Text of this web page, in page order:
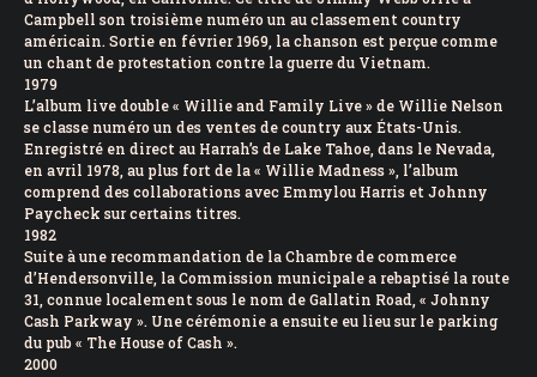
Campbell son troisième numéro un au classement country
américain. Sortie en février 1969, la chanson est perçue comme
un chant de protestation contre la guerre du Vietnam.
1979
L’album live double « Willie and Family Live » de Willie Nelson
se classe numéro un des ventes de country aux États-Unis.
Enregistré en direct au Harrah’s de Lake Tahoe, dans le Nevada,
en avril 1978, au plus fort de la « Willie Madness », l’album
comprend des collaborations avec Emmylou Harris et Johnny
Paycheck sur certains titres.
1982
Suite à une recommandation de la Chambre de commerce
d’Hendersonville, la Commission municipale a rebaptisé la route
31, connue localement sous le nom de Gallatin Road, « Johnny
Cash Parkway ». Une cérémonie a ensuite eu lieu sur le parking
du pub « The House of Cash ».
2000